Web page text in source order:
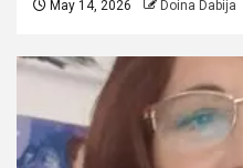
May 14, 2026 Doina Dabija